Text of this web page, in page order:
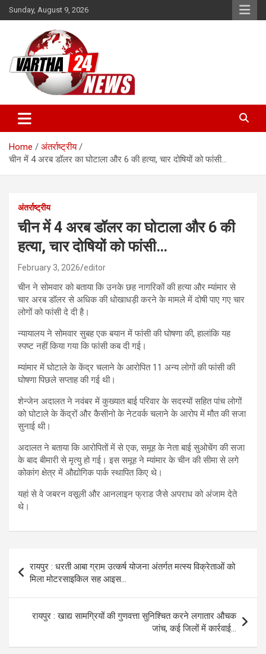
Skip
to
Sunday, August 9, 2026
Vartha 24
Home
अंतर्राष्ट्रीय
चीन में 4 अरब डॉलर का घोटाला और 6 की हत्या, चार दोषियों को फांसी…
अंतर्राष्ट्रीय
चीन में 4 अरब डॉलर का घोटाला और 6 की
हत्या, चार दोषियों को फांसी…
February 3, 2026 editor
चीन ने सोमवार को बताया कि उनके छह नागरिकों की हत्या और म्यांमार से
चार अरब डॉलर से अधिक की धोखाधड़ी करने के मामले में दोषी पाए गए चार
लोगों को फांसी दे दी है।
न्यायालय ने सोमवार सुबह एक बयान में फांसी की घोषणा की, हालांकि यह
स्पष्ट नहीं किया गया कि फांसी कब दी गई।
म्यांमार में घोटाले के केंद्र चलाने के आरोपित 11 अन्य लोगों की फांसी की
घोषणा पिछले सप्ताह की गई थी।
शेन्जेन अदालत ने नवंबर में कुख्यात बाई परिवार के सदस्यों सहित पांच लोगों
को घोटाले के केंद्रों और कैसीनो के नेटवर्क चलाने के आरोप में मौत की सजा
सुनाई थी।
अदालत ने बताया कि आरोपितों में से एक, समूह के नेता बाई सुओचेंग की सजा
के बाद बीमारी से मृत्यु हो गई। इस समूह ने म्यांमार के चीन की सीमा से लगे
कोकांग क्षेत्र में औद्योगिक पार्क स्थापित किए थे।
यहां से वे जबरन वसूली और आनलाइन फ्राड जैसे अपराध को अंजाम देते
थे।
navigation
रायपुर : धरती आबा ग्राम उत्कर्ष योजना अंतर्गत मत्स्य विक्रेताओं को
मिला मोटरसाइकिल सह आइस…
रायपुर : खाद्य सामग्रियों की गुणवत्ता सुनिश्चित करने लगातार औचक
जांच, कई जिलों में कार्रवाई…